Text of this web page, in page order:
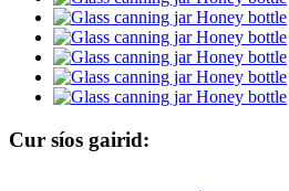
Cur síos gairid: